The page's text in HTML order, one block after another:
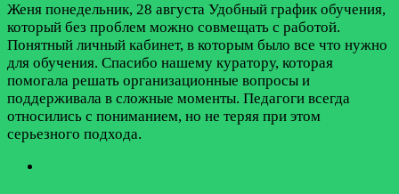
Женя понедельник, 28 августа Удобный график обучения,
который без проблем можно совмещать с работой.
Понятный личный кабинет, в которым было все что нужно
для обучения. Спасибо нашему куратору, которая
помогала решать организационные вопросы и
поддерживала в сложные моменты. Педагоги всегда
относились с пониманием, но не теряя при этом
серьезного подхода.